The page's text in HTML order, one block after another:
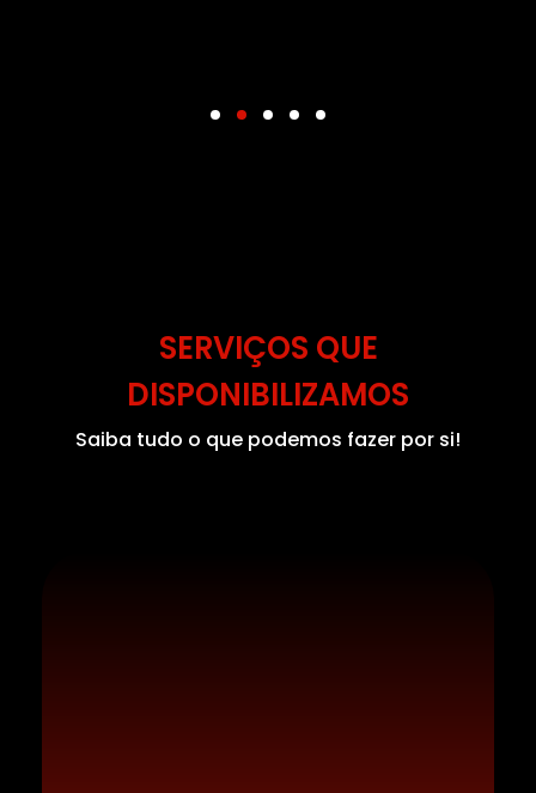
SERVIÇOS QUE
DISPONIBILIZAMOS
Saiba tudo o que podemos fazer por si!